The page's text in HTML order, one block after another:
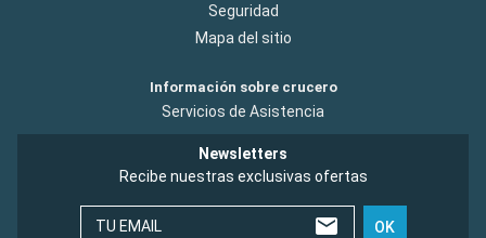
Seguridad
Mapa del sitio
Información sobre crucero
Servicios de Asistencia
Newsletters
Recibe nuestras exclusivas ofertas
TU EMAIL OK